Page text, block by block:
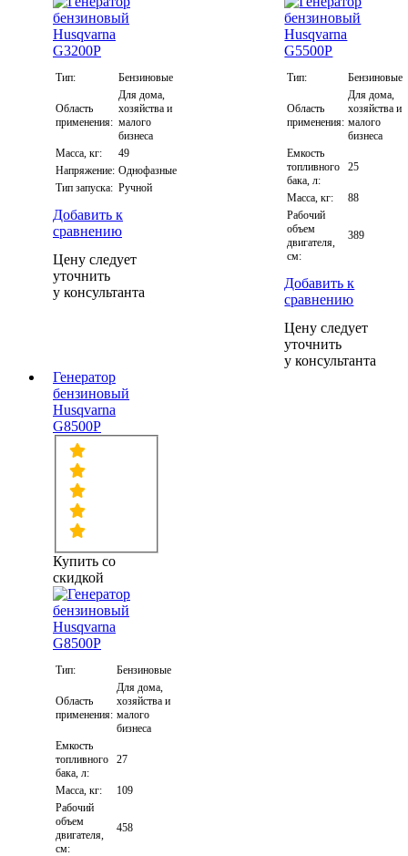
Тип: Бензиновые
Область
применения:
Для дома,
хозяйства и
малого
бизнеса
Масса, кг:
49
Напряжение: Однофазные
Тип запуска: Ручной
Добавить к
сравнению
Цену следует
уточнить
у консультанта
Тип: Бензиновые
Область
применения:
Для дома,
хозяйства и
малого
бизнеса
Емкость
топливного
бака, л:
25
Масса, кг:
88
Рабочий
объем
двигателя,
см:
389
Добавить к
сравнению
Цену следует
уточнить
у консультанта
Генератор
бензиновый
Husqvarna
G8500P
Купить со
скидкой
Тип: Бензиновые
Область
применения:
Для дома,
хозяйства и
малого
бизнеса
Емкость
топливного
бака, л:
27
Масса, кг:
109
Рабочий
объем
двигателя,
см:
458